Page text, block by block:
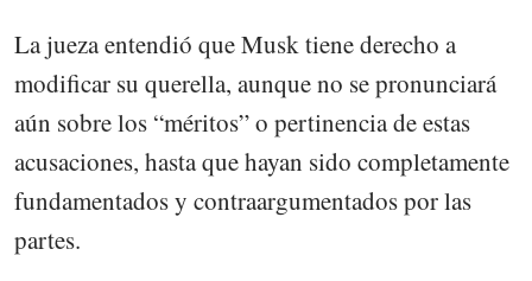
La jueza entendió que Musk tiene derecho a
modificar su querella, aunque no se pronunciará
aún sobre los “méritos” o pertinencia de estas
acusaciones, hasta que hayan sido completamente
fundamentados y contraargumentados por las
partes.